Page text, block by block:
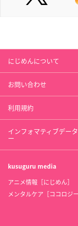
にじめんについて
お問い合わせ
利用規約
インフォマティブデー
ー
kusuguru media
アニメ情報［にじめん］
メンタルケア［ココロジー